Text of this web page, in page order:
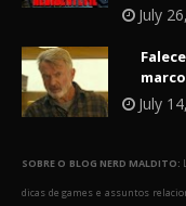
July
July
SOBRE O BLOG NERD MALDITO:
dicas de games e assuntos